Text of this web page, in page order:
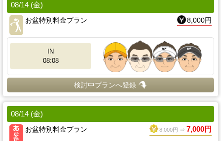
08/14 (金)
お盆特別料金プラン
8,000円
IN
08:08
検討中プランへ登録
08/14 (金)
お盆特別料金プラン
8,000円 ⇒ 7,000円